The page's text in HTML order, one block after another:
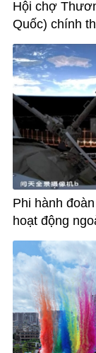
Hội chợ
Quốc) chính
Phi hành
hoạt động